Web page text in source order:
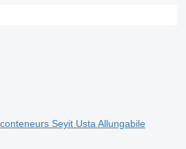
Seyit Usta Allungabile